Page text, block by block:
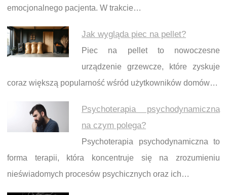
emocjonalnego pacjenta. W trakcie…
Jak wygląda piec na pellet?
Piec na pellet to nowoczesne
urządzenie grzewcze, które zyskuje
coraz większą popularność wśród użytkowników domów…
Psychoterapia psychodynamiczna
na czym polega?
Psychoterapia psychodynamiczna to
forma terapii, która koncentruje się na zrozumieniu
nieświadomych procesów psychicznych oraz ich…